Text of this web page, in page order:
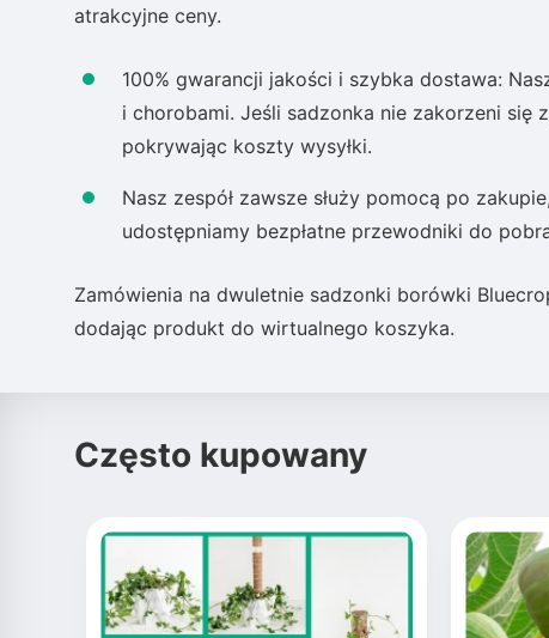
atrakcyjne ceny.
100% gwarancji jakości i szybka dostawa:
i chorobami. Jeśli sadzonka nie zakorzeni się
pokrywając koszty wysyłki.
Nasz zespół zawsze służy pomocą po
udostępniamy bezpłatne przewodniki do
Zamówienia na dwuletnie sadzonki borówki
dodając produkt do wirtualnego koszyka.
Często kupowany